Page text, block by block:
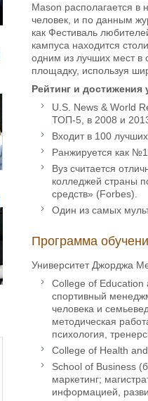
Mason располагается
человек, и по данным
как Фестиваль
кампуса находится
одним из лучших мест в
площадку, используя
Рейтинг и достижения
U.S. News & World
ТОП-5, в 2008 и
Входит в 100
Ранжируется как
Вуз считается
колледжей страны
средств» (Forbes).
Один из самых
Программа
Университет Джорджа
College of Education
спортивный
человека и
методическая
психология,
College of Health
School of Business
маркетинг;
информацией,